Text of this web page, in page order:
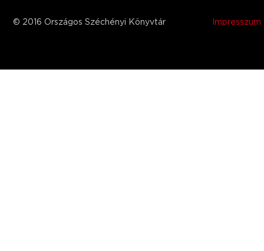
© 2016 Országos Széchényi Könyvtár Impresszum